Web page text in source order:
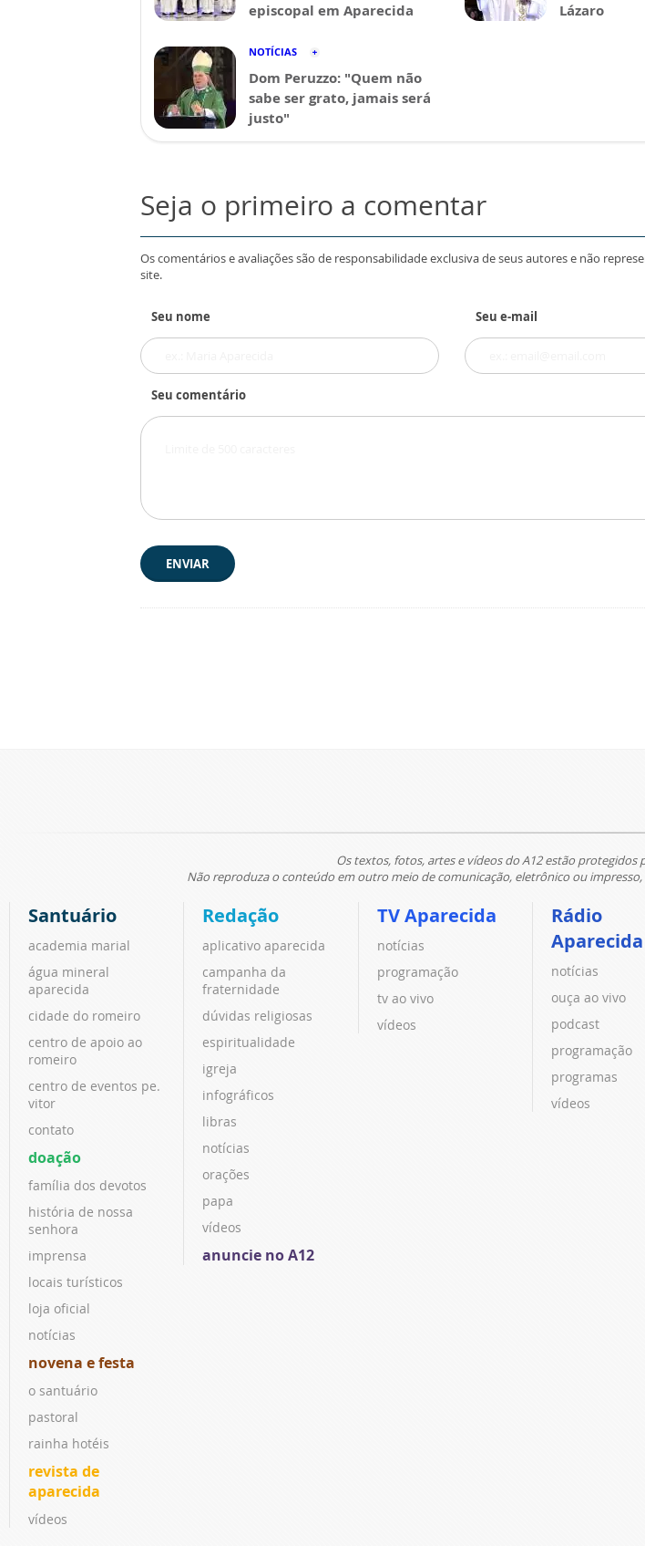
episcopal em Aparecida
Lázaro
NOTÍCIAS
Dom Peruzzo: "Quem não
sabe ser grato, jamais será
justo"
Seja o primeiro a comentar
Os comentários e avaliações são de responsabilidade exclusiva de seus autores e não
site.
Seu nome Seu e-mail
Seu comentário
ENVIAR
Os textos, fotos, artes e vídeos do A12 estão
Não reproduza o conteúdo em outro meio de comunicação, eletrônico ou
Santuário
academia marial
água mineral
aparecida
cidade do romeiro
centro de apoio ao
romeiro
centro de eventos pe.
vitor
contato
doação
família dos devotos
história de nossa
senhora
imprensa
locais turísticos
loja oficial
notícias
novena e festa
o santuário
pastoral
rainha hotéis
revista de
aparecida
vídeos
Redação
aplicativo aparecida
campanha da
fraternidade
dúvidas religiosas
espiritualidade
igreja
infográficos
libras
notícias
orações
papa
vídeos
anuncie no A12
TV Aparecida
notícias
programação
tv ao vivo
vídeos
Rádio
Aparecida
notícias
ouça ao vivo
podcast
programação
programas
vídeos